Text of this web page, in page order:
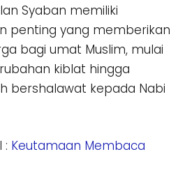
Syaban memiliki
penting yang memberikan
bagi umat Muslim, mulai
kiblat hingga
bershalawat kepada Nabi
: Keutamaan Membaca